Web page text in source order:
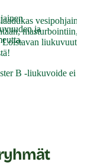
ja
masturbointiin,
Loistavan
B -liukuvoide ei